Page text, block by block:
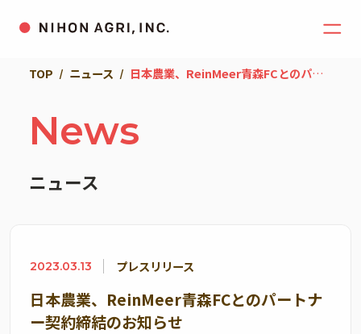
TOP ニュース 日本農業、ReinMeer青森FCとのパートナー契約締結のお知らせ
News
ニュース
2023.03.13 プレスリリース
日本農業、ReinMeer青森FCとのパートナ
ー契約締結のお知らせ